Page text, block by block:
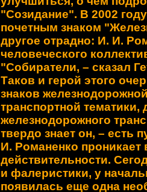
"Созидание". В 2002
почетным знаком
другое отрадно: И. И.
человеческого
"Собиратели, – сказал
Таков и герой этого
знаков
транспортной тематики,
железнодорожного
твердо знает он, – есть
И. Романенко
действительности.
и фалеристики, у
появилась еще одна